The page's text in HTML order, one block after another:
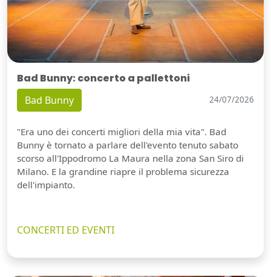
Bad Bunny: concerto a pallettoni
Bad Bunny 24/07/2026
"Era uno dei concerti migliori della mia vita". Bad
Bunny è tornato a parlare dell'evento tenuto sabato
scorso all'Ippodromo La Maura nella zona San Siro di
Milano. E la grandine riapre il problema sicurezza
dell'impianto.
CONCERTI ED EVENTI